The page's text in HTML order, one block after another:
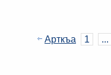
Арткъа 1 ...